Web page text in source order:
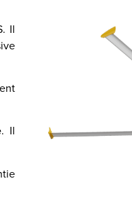
Il
. Il